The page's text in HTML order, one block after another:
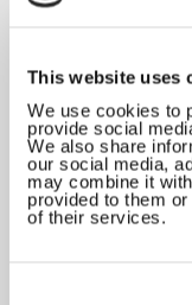
This website uses
We use cookies to
provide social
We also share
our social media,
may combine it
provided to them
of their services.
og konstruktiv
i Learning Tech, er
at sikre, at
merit ved at
kategoriseret til
Vejledning til peer